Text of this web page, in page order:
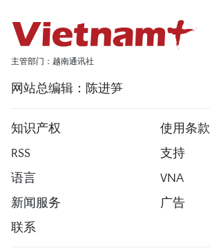
主管部门：越南通讯社
网站总编辑：陈进笋
知识产权
使用条款
RSS
支持
语言
VNA
新闻服务
广告
联系